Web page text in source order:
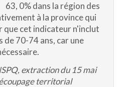
63, 0% dans la région des
à la province qui
que cet indicateur n'inclut
de 70-74 ans, car une
extraction du 15 mai
territorial